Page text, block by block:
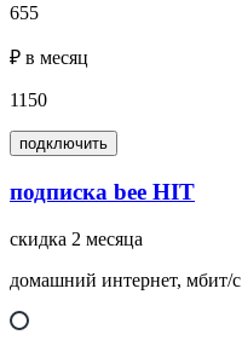
655
₽ в месяц
1150
подключить
подписка bee HIT
скидка 2 месяца
домашний интернет, мбит/с